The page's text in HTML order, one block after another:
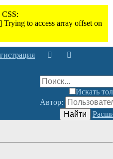
Искать
Автор:
Найти